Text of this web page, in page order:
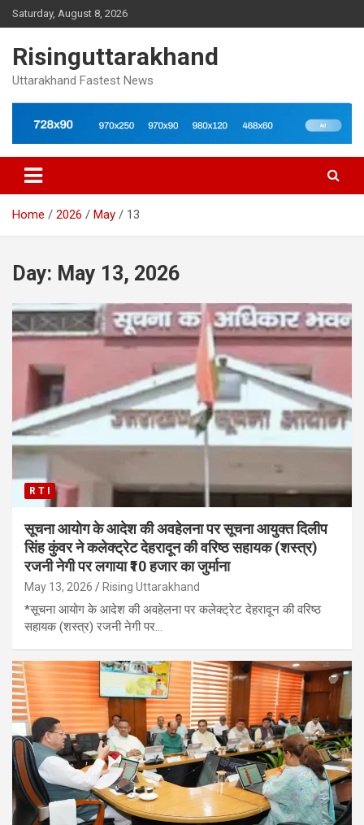
Skip
to
Saturday, August 8, 2026
Risinguttarakhand
Uttarakhand Fastest News
Home 2026 May 13
Day: May 13, 2026
R T I
सूचना आयोग के आदेश की अवहेलना पर सूचना आयुक्त दिलीप
सिंह कुंवर ने कलेक्ट्रेट देहरादून की वरिष्ठ सहायक (शस्त्र)
रजनी नेगी पर लगाया ₹10 हजार का जुर्माना
May 13, 2026 Rising Uttarakhand
*सूचना आयोग के आदेश की अवहेलना पर कलेक्ट्रेट देहरादून की वरिष्ठ
सहायक (शस्त्र) रजनी नेगी पर…